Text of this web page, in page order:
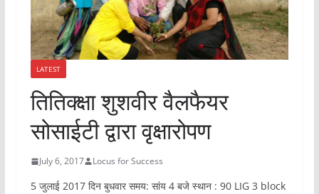
LATEST
तितिक्क्षा शुशवीर वैलफैयर
सोसाईटी द्वारा वृक्षारोपण
July 6, 2017 Locus for Success
5 जुलाई 2017 दिन बुधवार समय: सांय 4 बजे स्थान : 90 LIG 3 block